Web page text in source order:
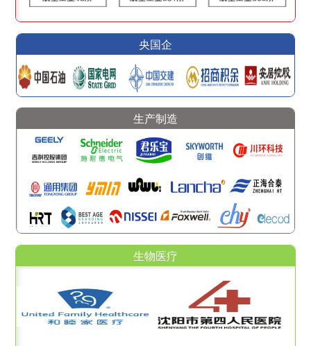
央国企
生产制造
生物医疗